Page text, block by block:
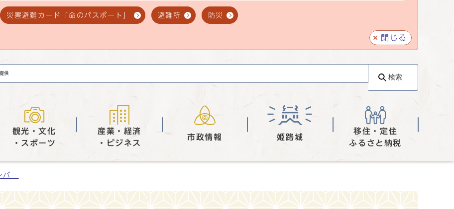
災害避難カード「命のパスポート」 避難所 防災
閉じる
検索
観光・文化
・スポーツ
産業・経済
・ビジネス
市政情報 姫路城
移住・定住
ふるさと納税
バー